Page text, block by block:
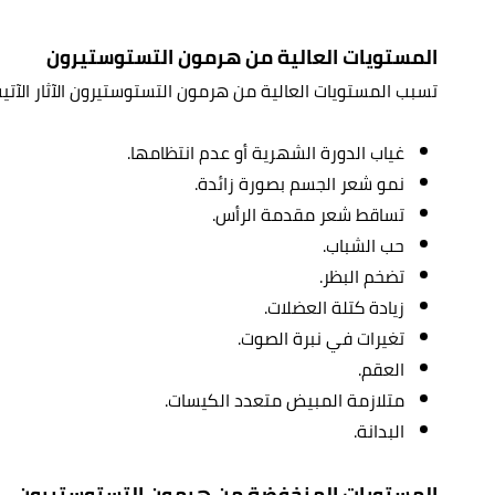
المستويات العالية من هرمون التستوستيرون
تسبب المستويات العالية من هرمون التستوستيرون الآثار
غياب الدورة الشهرية أو عدم انتظامها.
نمو شعر الجسم بصورة زائدة.
تساقط شعر مقدمة الرأس.
حب الشباب.
تضخم البظر.
زيادة كتلة العضلات.
تغيرات في نبرة الصوت.
العقم.
متلازمة المبيض متعدد الكيسات.
البدانة.